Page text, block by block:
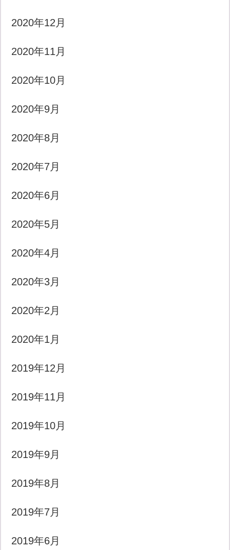
2020年12月
2020年11月
2020年10月
2020年9月
2020年8月
2020年7月
2020年6月
2020年5月
2020年4月
2020年3月
2020年2月
2020年1月
2019年12月
2019年11月
2019年10月
2019年9月
2019年8月
2019年7月
2019年6月